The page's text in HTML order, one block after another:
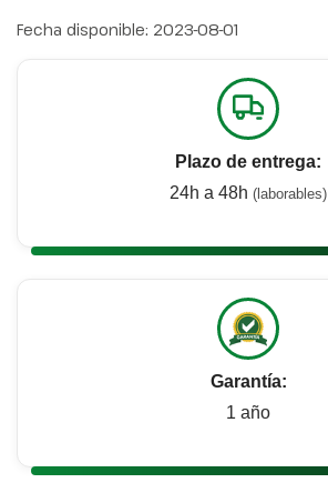
Fecha disponible: 2023-08-01
Plazo de entrega:
24h a 48h (laborables)
Garantía:
1 año